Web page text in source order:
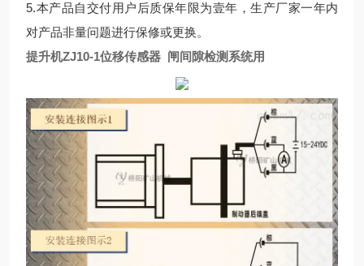
5.本产品自交付用户后质保年限为壹年，生产厂家一年内
对产品非量问题进行保修或更换。
提升机ZJ10-1位移传感器 闸间隙检测系统用